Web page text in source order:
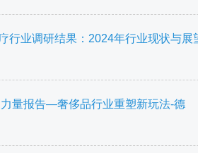
行业调研结果：2024年行业现状与展
量报告—奢侈品行业重塑新玩法-德